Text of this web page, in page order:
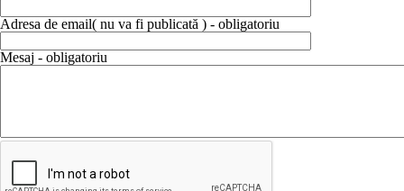
Adresa de email( nu va fi publicată ) - obligatoriu
Mesaj - obligatoriu